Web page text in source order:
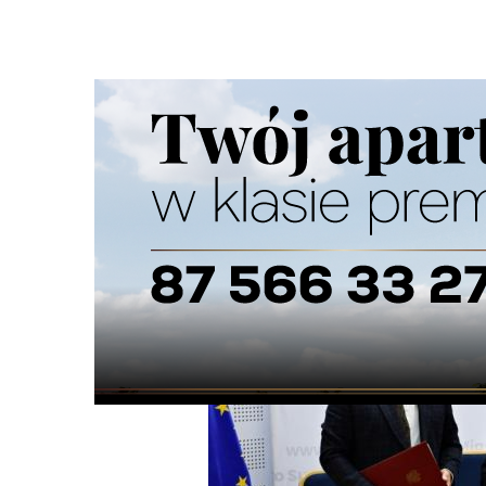
Ścieżka
nawigacyjna
Strona główna
Z ŻYCIA MIASTA 09/10/2025/ 2 Komentarzy
Będzie Miejski Konserwator